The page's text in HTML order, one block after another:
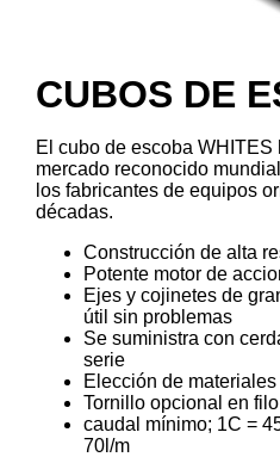
CUBOS DE
El cubo de escoba WHITES
mercado reconocido
los fabricantes de equipos
décadas.
Construcción de alta
Potente motor de
Ejes y cojinetes de
útil sin problemas
Se suministra con
serie
Elección de
Tornillo opcional en
caudal mínimo; 1C =
70l/m